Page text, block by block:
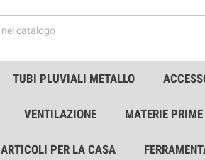
TUBI PLUVIALI METALLO
VENTILAZIONE MATERIE PRIME
ARTICOLI PER LA CASA